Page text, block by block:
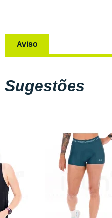
Aviso
Sugestões